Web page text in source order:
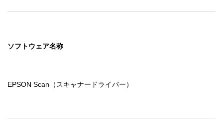
ソフトウェア名称
EPSON Scan（スキャナードライバー）